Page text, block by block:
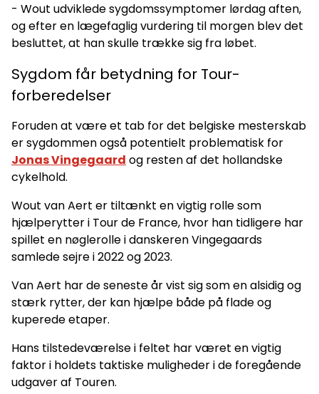
- Wout udviklede sygdomssymptomer lørdag aften,
og efter en lægefaglig vurdering til morgen blev det
besluttet, at han skulle trække sig fra løbet.
Sygdom får betydning for Tour-
forberedelser
Foruden at være et tab for det belgiske mesterskab
er sygdommen også potentielt problematisk for
Jonas Vingegaard og resten af det hollandske
cykelhold.
Wout van Aert er tiltænkt en vigtig rolle som
hjælperytter i Tour de France, hvor han tidligere har
spillet en nøglerolle i danskeren Vingegaards
samlede sejre i 2022 og 2023.
Van Aert har de seneste år vist sig som en alsidig og
stærk rytter, der kan hjælpe både på flade og
kuperede etaper.
Hans tilstedeværelse i feltet har været en vigtig
faktor i holdets taktiske muligheder i de foregående
udgaver af Touren.